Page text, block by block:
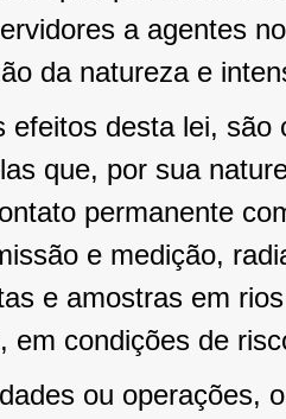
a agentes
da natureza e
efeitos desta lei, são
que, por sua
permanente
e medição,
e amostras em
em condições de
ou operações,